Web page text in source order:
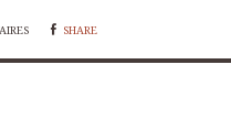
SHARE